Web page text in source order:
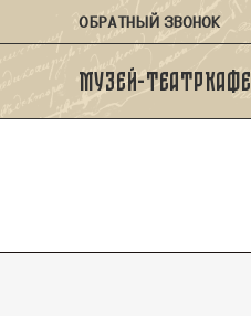
ОБРАТНЫЙ ЗВОНОК
Музей-театрКафе